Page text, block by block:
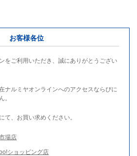
お客様各位
をご利用いただき、誠にありがとうござい
ナルミヤオンラインへのアクセスならびに
。
て、お買い求めください。
場店
ショッピング店